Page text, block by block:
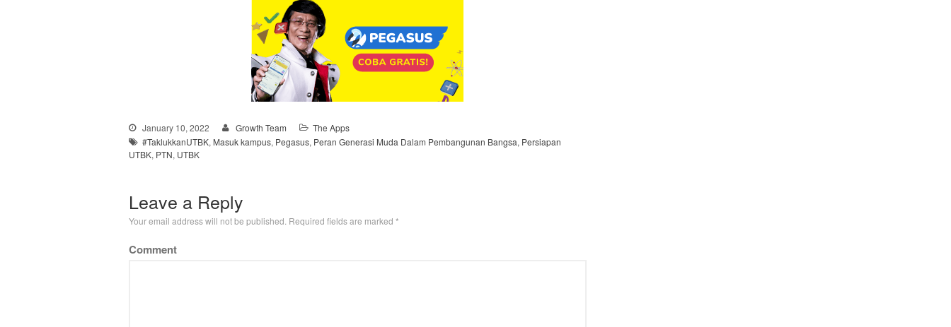
January 10, 2022 Growth Team
The Apps
#TaklukkanUTBK, Masuk kampus, Pegasus, Peran Generasi Muda Dalam Pembangunan Bangsa, Persiapan
UTBK, PTN, UTBK
Leave a Reply
Your email address will not be published. Required fields are marked *
Comment